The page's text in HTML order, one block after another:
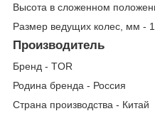
Высота в сложенном
Размер ведущих колес, мм -
Производитель
Бренд - TOR
Родина бренда - Россия
Страна производства - Китай